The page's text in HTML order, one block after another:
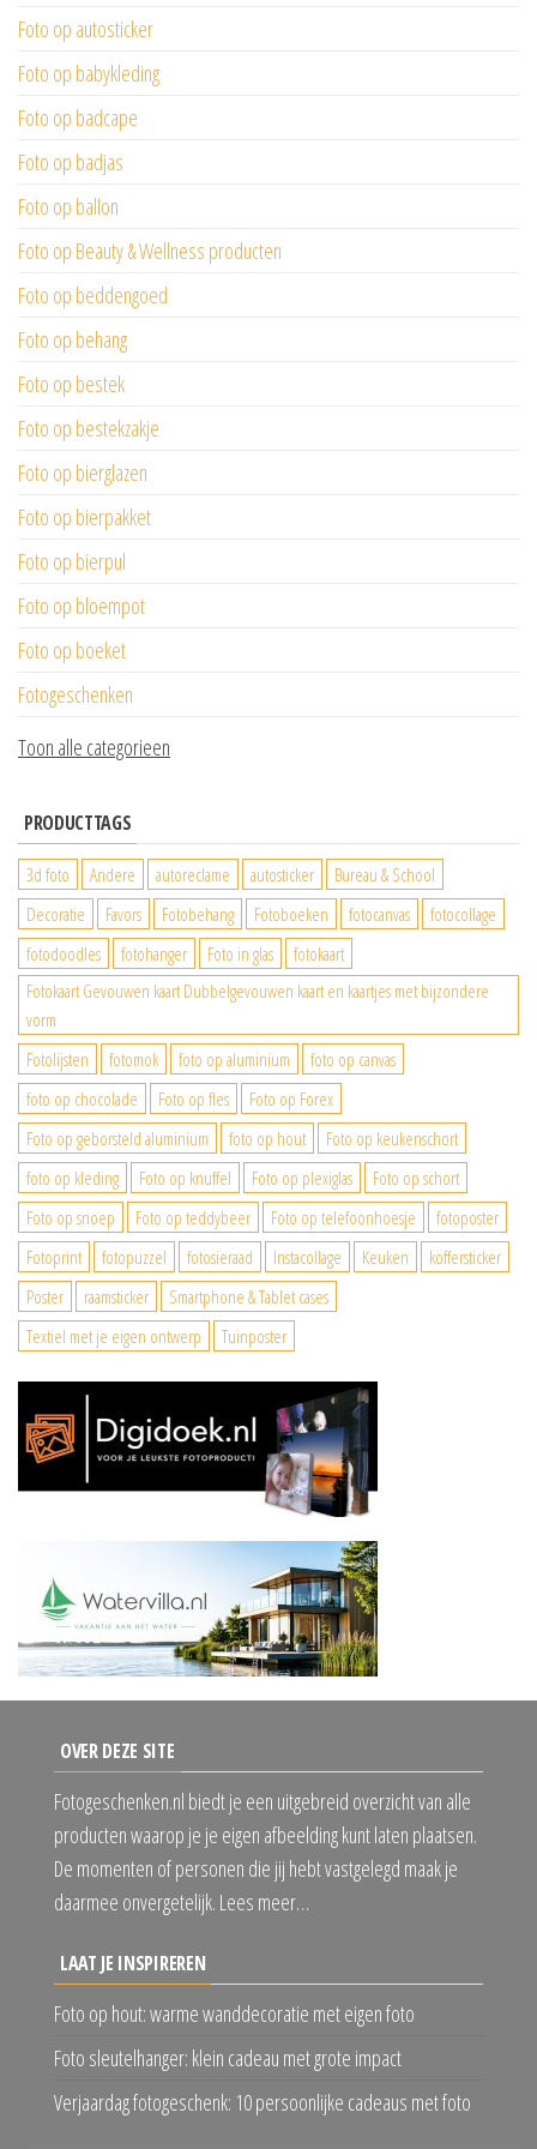
Foto op autosticker
Foto op babykleding
Foto op badcape
Foto op badjas
Foto op ballon
Foto op Beauty & Wellness producten
Foto op beddengoed
Foto op behang
Foto op bestek
Foto op bestekzakje
Foto op bierglazen
Foto op bierpakket
Foto op bierpul
Foto op bloempot
Foto op boeket
Fotogeschenken
Toon alle categorieen
PRODUCTTAGS
3d foto Andere autoreclame autosticker
Bureau & School
Decoratie
Favors Fotobehang Fotoboeken fotocanvas
fotocollage
fotodoodles
fotohanger Foto in glas
fotokaart
Fotokaart Gevouwen kaart Dubbelgevouwen kaart en kaartjes met bijzondere
vorm
Fotolijsten
fotomok foto op aluminium
foto op canvas
foto op chocolade
Foto op fles
Foto op Forex
Foto op geborsteld aluminium
foto op hout
Foto op keukenschort
foto op kleding
Foto op knuffel Foto op plexiglas
Foto op schort
Foto op snoep
Foto op teddybeer Foto op telefoonhoesje
fotoposter
Fotoprint
fotopuzzel fotosieraad Instacollage Keuken
koffersticker
Poster
raamsticker
Smartphone & Tablet cases
Textiel met je eigen ontwerp
Tuinposter
OVER DEZE SITE
Fotogeschenken.nl biedt je een uitgebreid overzicht van alle
producten waarop je je eigen afbeelding kunt laten plaatsen.
De momenten of personen die jij hebt vastgelegd maak je
daarmee onvergetelijk. Lees meer…
LAAT JE INSPIREREN
Foto op hout: warme wanddecoratie met eigen foto
Foto sleutelhanger: klein cadeau met grote impact
Verjaardag fotogeschenk: 10 persoonlijke cadeaus met foto